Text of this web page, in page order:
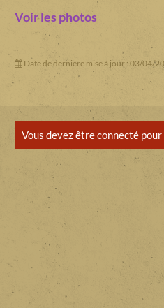
Voir les photos
Date de dernière mise à jour : 03/04/
Vous devez être connecté